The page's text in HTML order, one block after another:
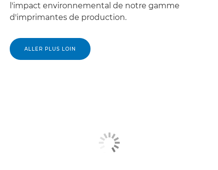
l'impact environnemental de notre gamme
d'imprimantes de production.
ALLER PLUS LOIN